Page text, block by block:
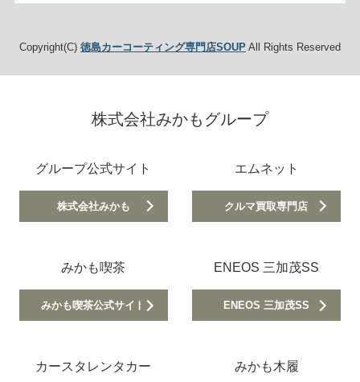
Copyright(C) 徳島カーコーティング専門店SOUPAll Rights Reserved
株式会社みかもグループ
グループ公式サイト
株式会社みかも
エムネット
クルマ買取専門店
みかも喫茶
みかも喫茶公式サイト
ENEOS 三加茂SS
ENEOS 三加茂SS
カースタレンタカー みかも木履